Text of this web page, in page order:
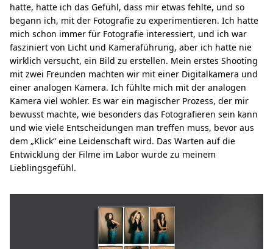
hatte, hatte ich das Gefühl, dass mir etwas fehlte, und so
begann ich, mit der Fotografie zu experimentieren. Ich hatte
mich schon immer für Fotografie interessiert, und ich war
fasziniert von Licht und Kameraführung, aber ich hatte nie
wirklich versucht, ein Bild zu erstellen. Mein erstes Shooting
mit zwei Freunden machten wir mit einer Digitalkamera und
einer analogen Kamera. Ich fühlte mich mit der analogen
Kamera viel wohler. Es war ein magischer Prozess, der mir
bewusst machte, wie besonders das Fotografieren sein kann
und wie viele Entscheidungen man treffen muss, bevor aus
dem „Klick“ eine Leidenschaft wird. Das Warten auf die
Entwicklung der Filme im Labor wurde zu meinem
Lieblingsgefühl.